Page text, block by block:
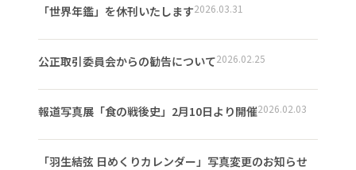
「世界年鑑」を休刊いたします2026.03.31
公正取引委員会からの勧告について2026.02.25
報道写真展「食の戦後史」2月10日より開催2026.02.03
「羽生結弦 日めくりカレンダー」写真変更のお知らせ